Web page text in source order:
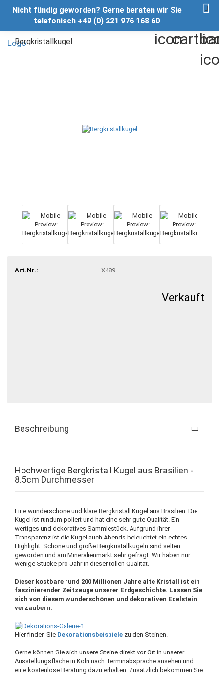
Nicht fündig geworden? Gerne beraten wir Sie
telefonisch +49 (0) 221 976 168 60
Bergkristallkugel
Art.Nr.: X489
Verkauft
Beschreibung
Hochwertige Bergkristall Kugel aus Brasilien -
8.5cm Durchmesser
Eine wunderschöne und klare Bergkristall Kugel aus Brasilien. Die
Kugel ist rundum poliert und hat eine sehr gute Qualität. Ein
wertiges und dekoratives Sammlestück. Aufgrund ihrer
Transparenz ist die Kugel auch Abends beleuchtet ein echtes
Highlight. Schöne und große Bergkristallkugeln sind selten
geworden und am Mineralienmarkt sehr gefragt. Wir haben nur
wenige Stücke pro Jahr in dieser tollen Qualität.
Dieser kostbare rund 200 Millionen Jahre alte Kristall ist ein
faszinierender Zeitzeuge unserer Erdgeschichte. Lassen Sie
sich von diesem wunderschönen und dekorativen Edelstein
verzaubern.
Hier finden Sie Dekorationsbeispiele zu den Steinen.
Gerne können Sie sich unsere Steine direkt vor Ort in unserer
Ausstellungsfläche in Köln nach Terminabsprache ansehen und
eine kostenlose Beratung dazu erhalten. Zusätzlich bekommen Sie